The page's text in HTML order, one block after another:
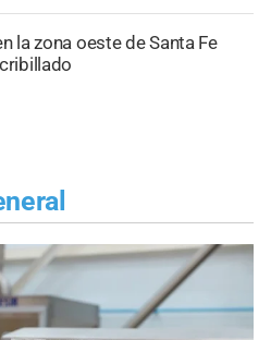
la zona oeste de Santa Fe